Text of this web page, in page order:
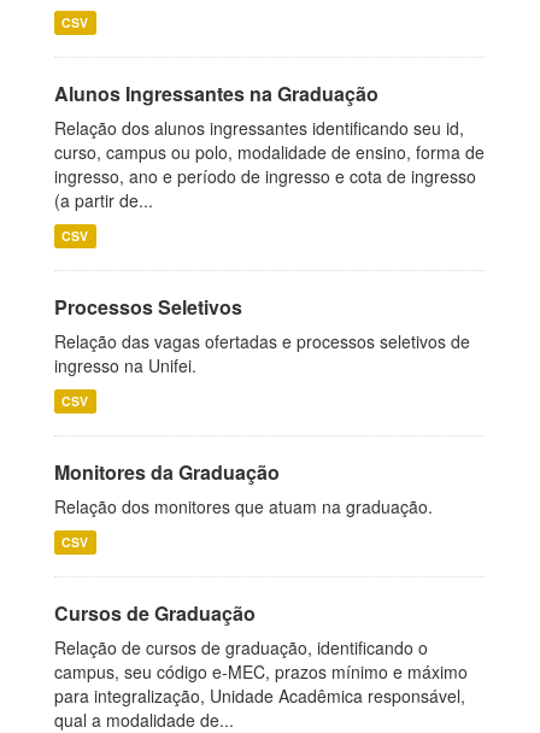
CSV
Alunos Ingressantes na Graduação
Relação dos alunos ingressantes identificando seu id,
curso, campus ou polo, modalidade de ensino, forma de
ingresso, ano e período de ingresso e cota de ingresso
(a partir de...
CSV
Processos Seletivos
Relação das vagas ofertadas e processos seletivos de
ingresso na Unifei.
CSV
Monitores da Graduação
Relação dos monitores que atuam na graduação.
CSV
Cursos de Graduação
Relação de cursos de graduação, identificando o
campus, seu código e-MEC, prazos mínimo e máximo
para integralização, Unidade Acadêmica responsável,
qual a modalidade de...